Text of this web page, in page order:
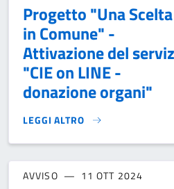
Progetto "Una Scelta
in Comune" -
Attivazione del
"CIE on LINE -
donazione organi"
LEGGI ALTRO
PROGETTO "UNA SCELTA IN
AVVISO 11 OTT 2024